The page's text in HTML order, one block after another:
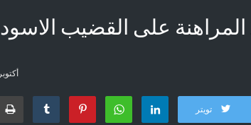
أكتوبر 30, 2021 - 22:00
تويتر